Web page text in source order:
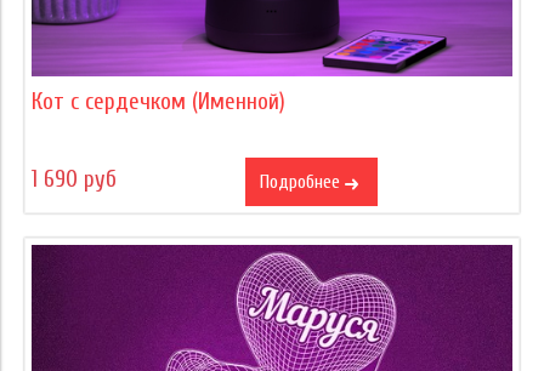
Кот с сердечком (Именной)
1 690 руб Подробнее